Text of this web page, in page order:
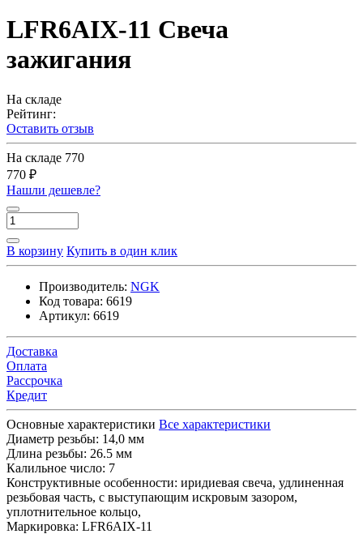
LFR6AIX-11 Свеча
зажигания
На складе
Рейтинг:
Оставить отзыв
На складе 770
770 ₽
Нашли дешевле?
В корзину Купить в один клик
Производитель: NGK
Код товара: 6619
Артикул: 6619
Доставка
Оплата
Рассрочка
Кредит
Основные характеристики Все характеристики
Диаметр резьбы: 14,0 мм
Длина резьбы: 26.5 мм
Калильное число: 7
Конструктивные особенности: иридиевая свеча, удлиненная
резьбовая часть, с выступающим искровым зазором,
уплотнительное кольцо,
Маркировка: LFR6AIX-11